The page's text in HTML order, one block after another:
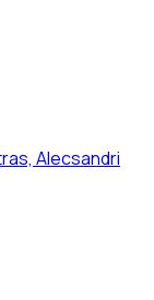
Alecsandri